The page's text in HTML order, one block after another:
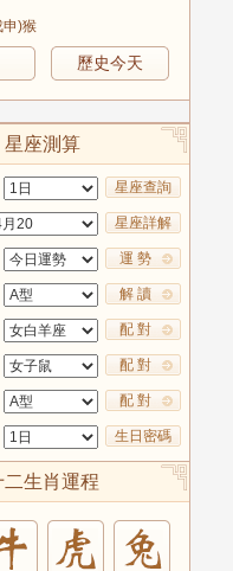
申)猴
歷史今天
星座測算
星座查詢
星座詳解
運 勢
解 讀
配 對
配 對
配 對
生日密碼
二生肖運程